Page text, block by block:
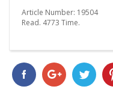
Article Number: 19504
Read. 4773 Time.